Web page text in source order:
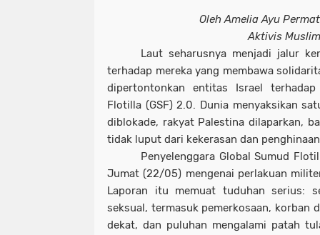
Oleh Amelia Ayu
Aktivis
Laut seharusnya menjadi jalur
terhadap mereka yang membawa
dipertontonkan entitas Israel
Flotilla (GSF) 2.0. Dunia menyaksikan
diblokade, rakyat Palestina dilaparkan,
tidak luput dari kekerasan dan
Penyelenggara Global Sumud
Jumat (22/05) mengenai perlakuan
Laporan itu memuat tuduhan serius:
seksual, termasuk pemerkosaan, korban
dekat, dan puluhan mengalami patah